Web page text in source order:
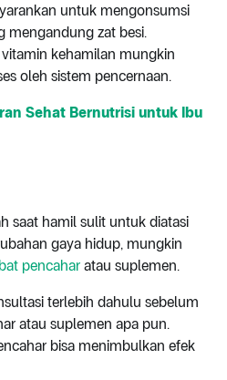
untuk mengonsumsi
mengandung zat besi.
kehamilan mungkin
oleh sistem pencernaan.
Sehat Bernutrisi untuk Ibu
saat hamil sulit untuk diatasi
gaya hidup, mungkin
pencahar atau suplemen.
terlebih dahulu sebelum
atau suplemen apa pun.
bisa menimbulkan efek